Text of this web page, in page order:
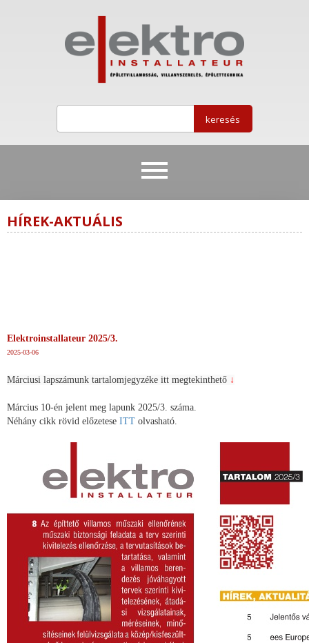
HÍREK-AKTUÁLIS
Elektroinstallateur 2025/3.
2025-03-06
Márciusi lapszámunk tartalomjegyzéke itt megtekinthető ↓
Március 10-én jelent meg lapunk 2025/3. száma.
Néhány cikk rövid előzetese ITT olvasható.